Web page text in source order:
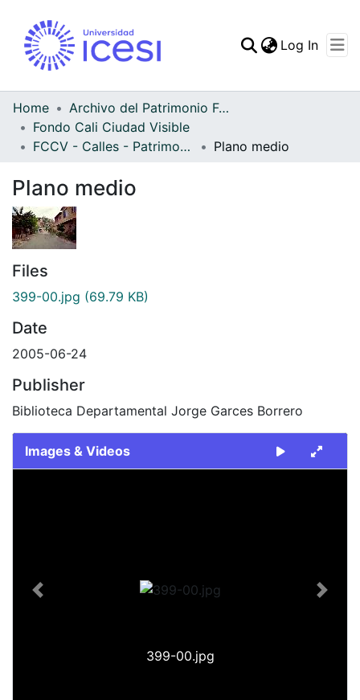
Log In
Home
Archivo del Patrimonio Fotográfico y Fílmico del Valle del Cauca
Fondo Cali Ciudad Visible
FCCV - Calles - Patrimonial
Plano medio
Plano medio
Files
399-00.jpg (69.79 KB)
Date
2005-06-24
Publisher
Biblioteca Departamental Jorge Garces Borrero
Images & Videos
399-00.jpg
Previous Next